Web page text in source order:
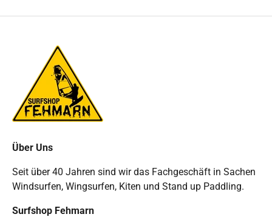
Über Uns
Seit über 40 Jahren sind wir das Fachgeschäft in Sachen
Windsurfen, Wingsurfen, Kiten und Stand up Paddling.
Surfshop Fehmarn